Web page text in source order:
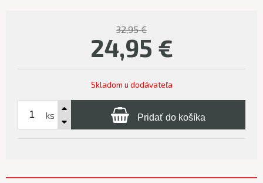
32,95 €
24,95 €
Skladom u dodávateľa
ks Pridať do košíka